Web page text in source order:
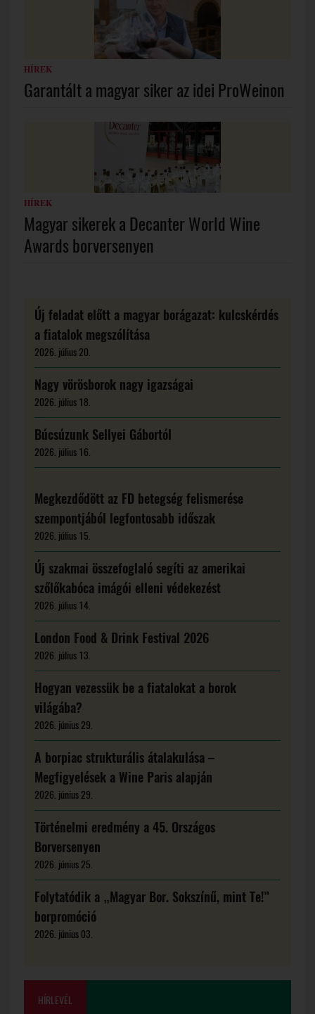
HÍREK
Garantált a magyar siker az idei ProWeinon
HÍREK
Magyar sikerek a Decanter World Wine
Awards borversenyen
Új feladat előtt a magyar borágazat: kulcskérdés
a fiatalok megszólítása
2026. július 20.
Nagy vörösborok nagy igazságai
2026. július 18.
Búcsúzunk Sellyei Gábortól
2026. július 16.
Megkezdődött az FD betegség felismerése
szempontjából legfontosabb időszak
2026. július 15.
Új szakmai összefoglaló segíti az amerikai
szőlőkabóca imágói elleni védekezést
2026. július 14.
London Food & Drink Festival 2026
2026. július 13.
Hogyan vezessük be a fiatalokat a borok
világába?
2026. június 29.
A borpiac strukturális átalakulása –
Megfigyelések a Wine Paris alapján
2026. június 29.
Történelmi eredmény a 45. Országos
Borversenyen
2026. június 25.
Folytatódik a „Magyar Bor. Sokszínű, mint Te!”
borpromóció
2026. június 03.
HÍRLEVÉL